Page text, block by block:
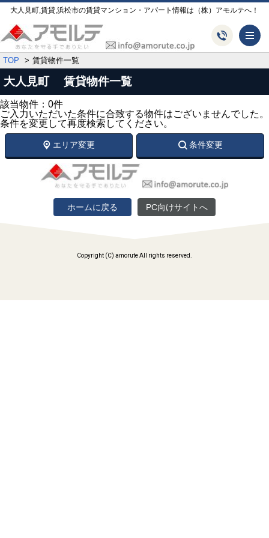
大人見町,賃貸,浜松市の賃貸マンション・アパート情報は（株）アモルテへ！
TOP 賃貸物件一覧
大人見町 賃貸物件一覧
該当物件：0件
ご入力いただいた条件に合致する物件はございませんでした。
条件を変更して再度検索してください。
エリア変更 条件変更
ホームに戻る PC向けサイトへ
Copyright (C) amorute All rights reserved.